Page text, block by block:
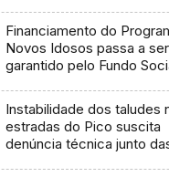
Financiamento do
Novos Idosos passa a ser
garantido pelo Fundo
Instabilidade dos taludes
estradas do Pico suscita
denúncia técnica junto